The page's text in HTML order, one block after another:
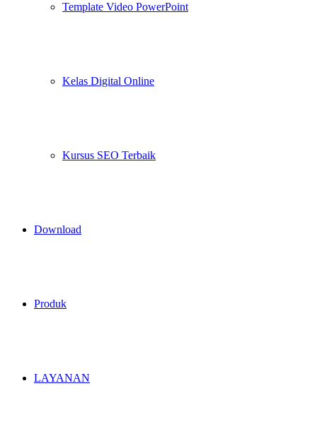
Template Video PowerPoint
Kelas Digital Online
Kursus SEO Terbaik
Download
Produk
LAYANAN